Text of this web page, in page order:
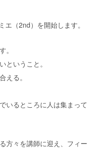
（2nd）を開始します。
。
ということ。
える。
いるところに人は集まって
方々を講師に迎え、フィー